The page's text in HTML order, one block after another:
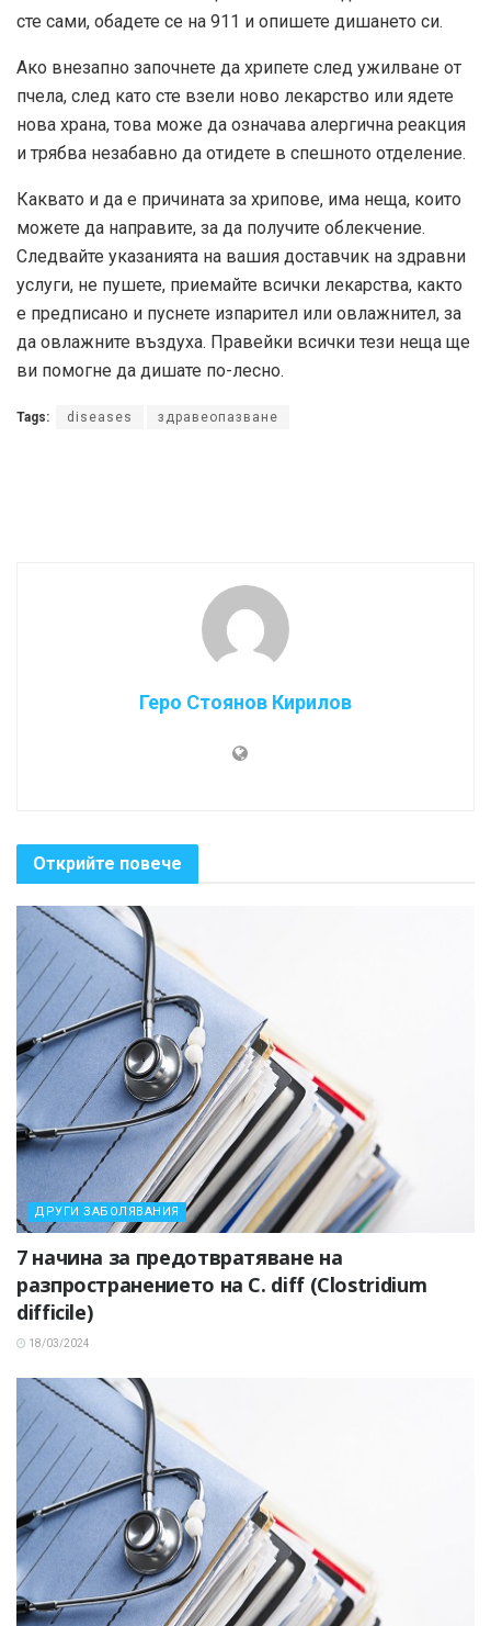
сте сами, обадете се на 911 и опишете дишането си.
Ако внезапно започнете да хрипете след ужилване от
пчела, след като сте взели ново лекарство или ядете
нова храна, това може да означава алергична реакция
и трябва незабавно да отидете в спешното отделение.
Каквато и да е причината за хрипове, има неща, които
можете да направите, за да получите облекчение.
Следвайте указанията на вашия доставчик на здравни
услуги, не пушете, приемайте всички лекарства, както
е предписано и пуснете изпарител или овлажнител, за
да овлажните въздуха. Правейки всички тези неща ще
ви помогне да дишате по-лесно.
Tags: diseases здравеопазване
Геро Стоянов Кирилов
Открийте повече
ДРУГИ ЗАБОЛЯВАНИЯ
7 начина за предотвратяване на
разпространението на C. diff (Clostridium
difficile)
18/03/2024